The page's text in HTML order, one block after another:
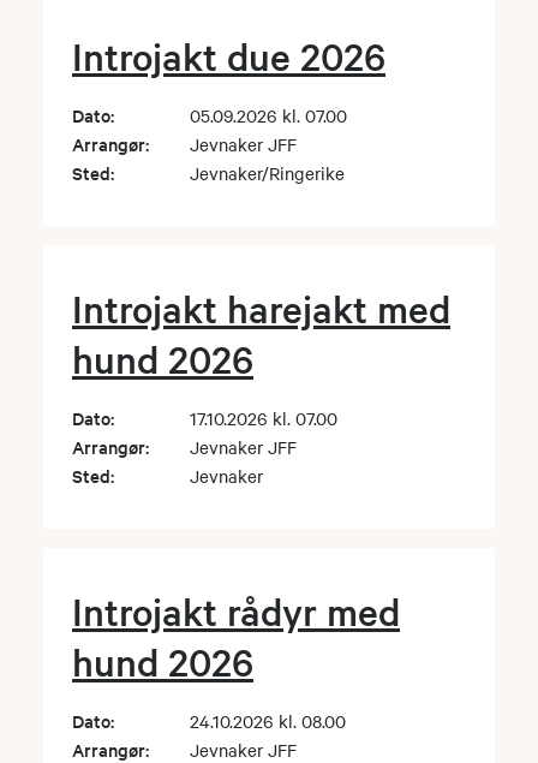
Introjakt due 2026
Dato: 05.09.2026 kl. 07.00
Arrangør: Jevnaker JFF
Sted: Jevnaker/Ringerike
Introjakt harejakt med
hund 2026
Dato: 17.10.2026 kl. 07.00
Arrangør: Jevnaker JFF
Sted: Jevnaker
Introjakt rådyr med
hund 2026
Dato: 24.10.2026 kl. 08.00
Arrangør: Jevnaker JFF